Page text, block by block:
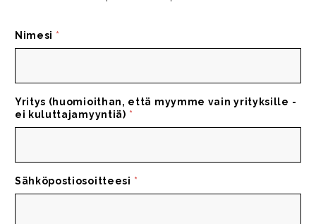
Nimesi *
Yritys (huomioithan, että myymme vain yrityksille -
ei kuluttajamyyntiä) *
Sähköpostiosoitteesi *